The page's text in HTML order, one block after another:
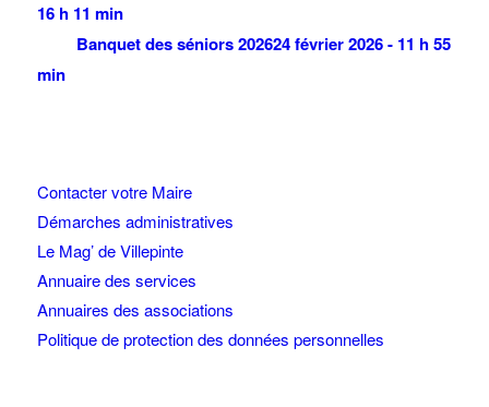
16 h 11 min
Banquet des séniors 202624 février 2026 - 11 h 55
min
Contacter votre Maire
Démarches administratives
Le Mag’ de Villepinte
Annuaire des services
Annuaires des associations
Politique de protection des données personnelles